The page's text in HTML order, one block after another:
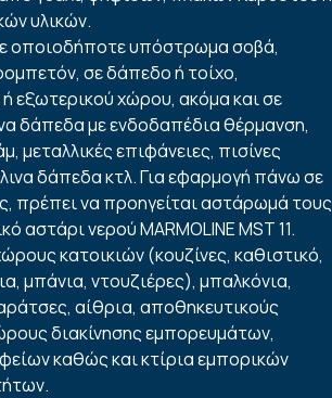
υλικών.
οποιοδήποτε υπόστρωμα σοβά,
σε δάπεδο ή τοίχο,
εξωτερικού χώρου, ακόμα και σε
δάπεδα με ενδοδαπέδια θέρμανση,
μεταλλικές επιφάνειες, πισίνες
δάπεδα κτλ. Για εφαρμογή πάνω σε
πρέπει να προηγείται αστάρωμά τους
αστάρι νερού MARMOLINE MST 11.
κατοικιών (κουζίνες, καθιστικό,
μπάνια, ντουζιέρες), μπαλκόνια,
αίθρια, αποθηκευτικούς
διακίνησης εμπορευμάτων,
καθώς και κτίρια εμπορικών